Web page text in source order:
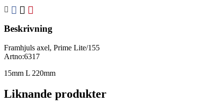
Beskrivning
Framhjuls axel, Prime Lite/155
Artno:6317
15mm L 220mm
Liknande produkter